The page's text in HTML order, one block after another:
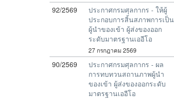
92/2569
ประกาศกรมศุลกากร - ให้ผู้
ประกอบการสิ้นสภาพการเป็น
ผู้นำของเข้า ผู้ส่งของออก
ระดับมาตรฐานเออีโอ
27 กรกฎาคม 2569
90/2569
ประกาศกรมศุลกากร - ผล
การทบทวนสถานภาพผู้นำ
ของเข้า ผู้ส่งของออกระดับ
มาตรฐานเออีโอ